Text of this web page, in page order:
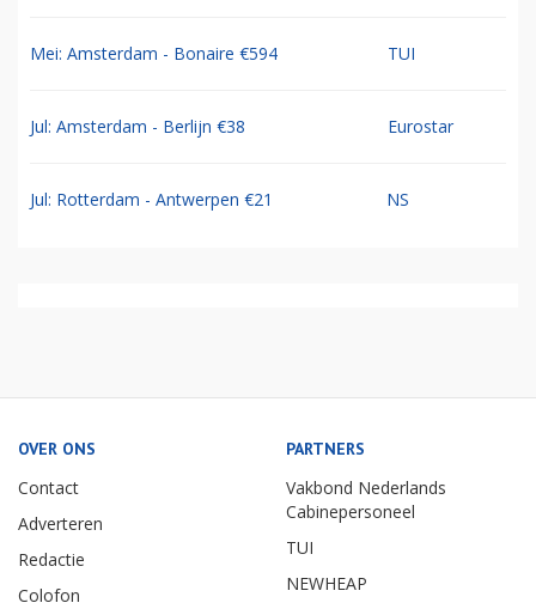
Mei: Amsterdam - Bonaire €594 TUI
Jul: Amsterdam - Berlijn €38 Eurostar
Jul: Rotterdam - Antwerpen €21 NS
OVER ONS
Contact
Adverteren
Redactie
Colofon
PARTNERS
Vakbond Nederlands
Cabinepersoneel
TUI
NEWHEAP